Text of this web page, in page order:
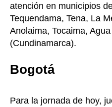
atención en municipios
Tequendama, Tena, La
Anolaima, Tocaima,
(Cundinamarca).
Bogotá
Para la jornada de hoy,